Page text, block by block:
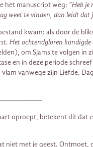
het manuscript weg: “Heb je
weet te vinden, dan leidt dat
kwam: als door de
Het ochtendgloren kondigde
om Sjams te volgen
en in deze periode
vanwege zijn Liefde.
oproept, betekent dit
met je geest.